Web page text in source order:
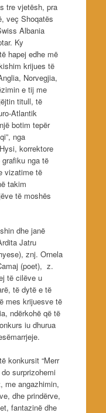
tre vjetësh, pra
veç Shoqatës
Albania
Ky
hapej edhe më
krijues të
Norvegjia,
e tij me
titull, të
Atlantik
botim tepër
nga
korrektore
nga të
vizatime të
takim
të moshës
dhe janë
Jatru
znj. Ornela
(poet), z.
të cilëve u
të dytë e të
mes krijuesve të
ndërkohë që të
iu dhurua
konkursit “Merr
surprizohemi
me angazhimin,
dhe prindërve,
fantazinë dhe